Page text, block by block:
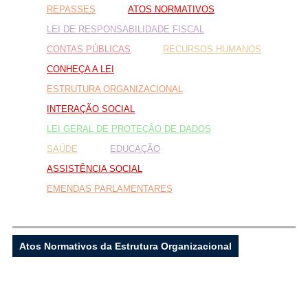
Fale conosco
Nome*
Telefone 1*
Telefone 2
E-mail*
Cidade/Estado
Assunto*
Ao iniciar um contato, você concorda com a
REPASSES
ATOS NORMATIVOS
LEI DE RESPONSABILIDADE FISCAL
CONTAS PÚBLICAS
RECURSOS HUMANOS
CONHEÇA A LEI
ESTRUTURA ORGANIZACIONAL
INTERAÇÃO SOCIAL
LEI GERAL DE PROTEÇÃO DE DADOS
SAÚDE
EDUCAÇÃO
ASSISTÊNCIA SOCIAL
EMENDAS PARLAMENTARES
Atos Normativos da Estrutura Organizacional